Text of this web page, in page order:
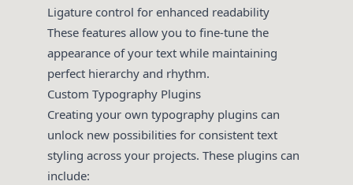
Ligature control for enhanced readability
These features allow you to fine-tune the
appearance of your text while maintaining
perfect hierarchy and rhythm.
Custom Typography Plugins
Creating your own typography plugins can
unlock new possibilities for consistent text
styling across your projects. These plugins can
include: